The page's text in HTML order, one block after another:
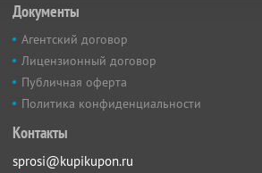
Документы
Агентский договор
Лицензионный договор
Публичная оферта
Политика конфиденциальности
Контакты
sprosi@kupikupon.ru